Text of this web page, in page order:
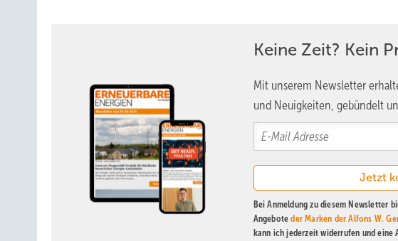
Keine Zeit? Kein
Mit unserem Newsletter
und Neuigkeiten, gebündelt
Bei Anmeldung zu diesem Newsletter
Angeboteder Marken der Alfons W.
kann ich jederzeit widerrufen und